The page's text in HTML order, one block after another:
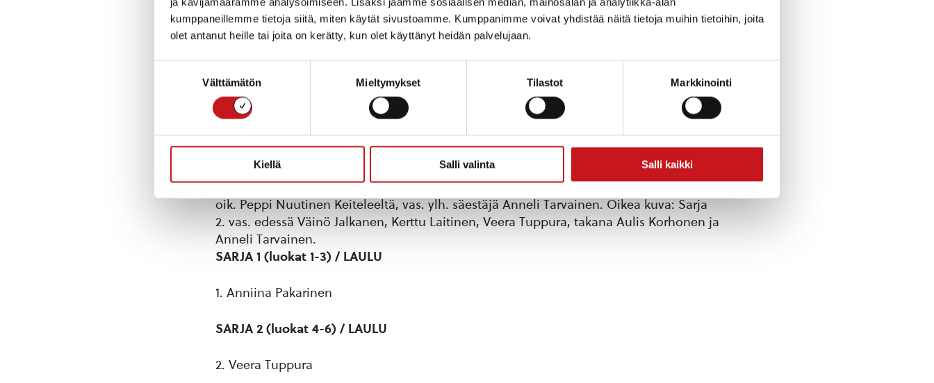
kumppaneillemme tietoja siitä, miten käytät sivustoamme. Kumppanimme voivat yhdistää näitä tietoja muihin tietoihin, joita
olet antanut heille tai joita on kerätty, kun olet käyttänyt heidän palvelujaan.
Välttämätön Mieltymykset Tilastot Markkinointi
Kiellä Salli valinta Salli kaikki
Vasen kuva: alakoululaisia. Anniina Pakarinen ja Iida Kanninen Rautalammilta, sekä
oik. Peppi Nuutinen Keiteleeltä, vas. ylh. säestäjä Anneli Tarvainen. Oikea kuva: Sarja
2. vas. edessä Väinö Jalkanen, Kerttu Laitinen, Veera Tuppura, takana Aulis Korhonen ja
Anneli Tarvainen.
SARJA 1 (luokat 1-3) / LAULU
1. Anniina Pakarinen
SARJA 2 (luokat 4-6) / LAULU
2. Veera Tuppura